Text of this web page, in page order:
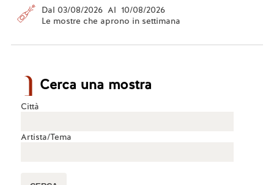
Dal 03/08/2026 Al 10/08/2026
Le mostre che aprono in settimana
Cerca una mostra
Città
Artista/Tema